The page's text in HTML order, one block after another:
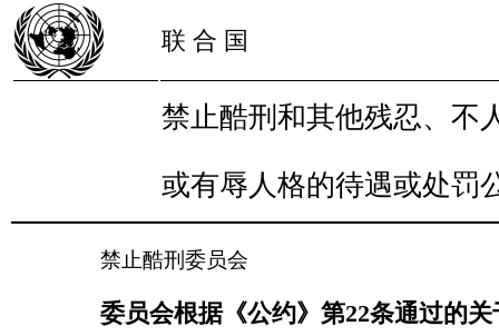
联 合 国
禁止酷刑和其他残忍、不
或有辱人格的待遇或处罚
禁止酷刑委员会
委员会根据《公约》第22条通过的